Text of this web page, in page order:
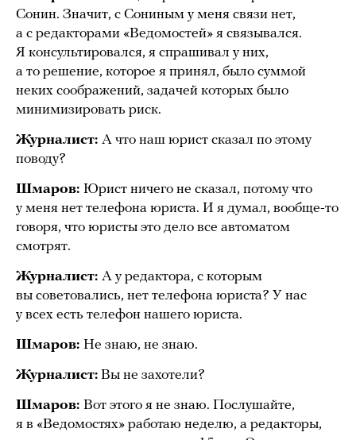
Сонин. Значит, с Сониным у меня связи нет,
а с редакторами «Ведомостей» я связывался.
Я консультировался, я спрашивал у них,
а то решение, которое я принял, было суммой
неких соображений, задачей которых было
минимизировать риск.
Журналист: А что наш юрист сказал по этому
поводу?
Шмаров: Юрист ничего не сказал, потому что
у меня нет телефона юриста. И я думал, вообще-то
говоря, что юристы это дело все автоматом
смотрят.
Журналист: А у редактора, с которым
вы советовались, нет телефона юриста? У нас
у всех есть телефон нашего юриста.
Шмаров: Не знаю, не знаю.
Журналист: Вы не захотели?
Шмаров: Вот этого я не знаю. Послушайте,
я в «Ведомостях» работаю неделю, а редакторы,